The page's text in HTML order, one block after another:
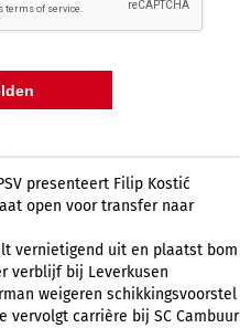
presenteert Filip Kostić
open voor transfer naar
vernietigend uit en plaatst bom
verblijf bij Leverkusen
weigeren schikkingsvoorstel
vervolgt carrière bij SC Cambuur